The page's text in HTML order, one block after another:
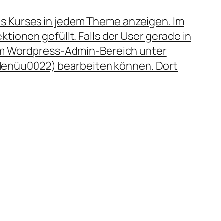
in jedem Theme anzeigen. Im
gefüllt. Falls der User gerade in
Wordpress-Admin-Bereich unter
bearbeiten können. Dort